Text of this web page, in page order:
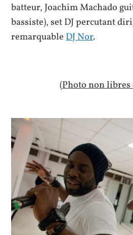
batteur, Joachim Machado
bassiste), set DJ percutant
remarquableDJ Nor.
(Photo non